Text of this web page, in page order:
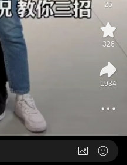
25
326
1934